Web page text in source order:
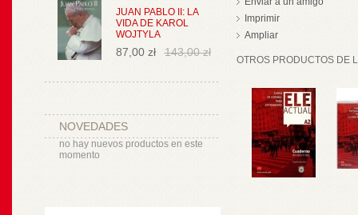
JUAN PABLO II: LA
VIDA DE KAROL
WOJTYLA
87,00 zł 143,00 zł
NOVEDADES
no hay nuevos productos en este
momento
Imprimir
Ampliar
OTROS PRODUCTOS DE